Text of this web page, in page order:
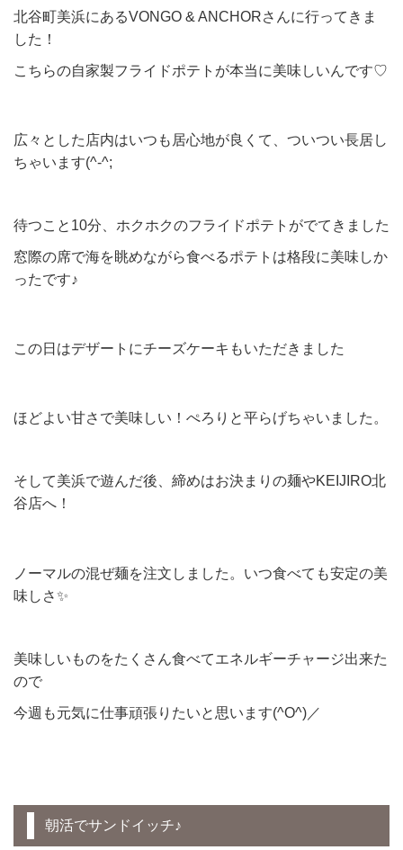
北谷町美浜にあるVONGO & ANCHORさんに行ってきま
した！
こちらの自家製フライドポテトが本当に美味しいんです♡
広々とした店内はいつも居心地が良くて、ついつい長居し
ちゃいます(^-^;
待つこと10分、ホクホクのフライドポテトがでてきました
窓際の席で海を眺めながら食べるポテトは格段に美味しか
ったです♪
この日はデザートにチーズケーキもいただきました
ほどよい甘さで美味しい！ぺろりと平らげちゃいました。
そして美浜で遊んだ後、締めはお決まりの麺やKEIJIRO北
谷店へ！
ノーマルの混ぜ麺を注文しました。いつ食べても安定の美
味しさ✨
美味しいものをたくさん食べてエネルギーチャージ出来た
ので
今週も元気に仕事頑張りたいと思います(^O^)／
朝活でサンドイッチ♪